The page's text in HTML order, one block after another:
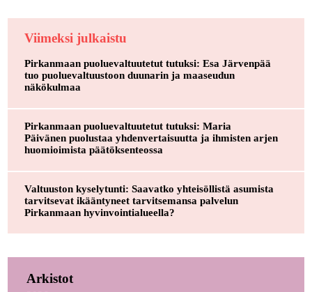
Viimeksi julkaistu
Pirkanmaan puoluevaltuutetut tutuksi: Esa Järvenpää
tuo puoluevaltuustoon duunarin ja maaseudun
näkökulmaa
Pirkanmaan puoluevaltuutetut tutuksi: Maria
Päivänen puolustaa yhdenvertaisuutta ja ihmisten arjen
huomioimista päätöksenteossa
Valtuuston kyselytunti: Saavatko yhteisöllistä asumista
tarvitsevat ikääntyneet tarvitsemansa palvelun
Pirkanmaan hyvinvointialueella?
Arkistot